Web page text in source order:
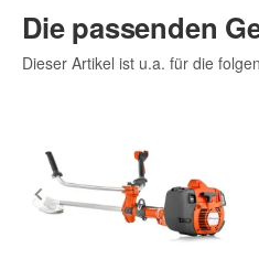
Die passenden
Dieser Artikel ist u.a. für die